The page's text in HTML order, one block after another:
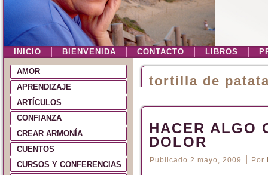
INICIO BIENVENIDA CONTACTO LIBROS
AMOR
APRENDIZAJE
ARTÍCULOS
CONFIANZA
CREAR ARMONÍA
CUENTOS
CURSOS Y CONFERENCIAS
tortilla de
HACER ALGO
DOLOR
Publicado 2 mayo, 2009 Por